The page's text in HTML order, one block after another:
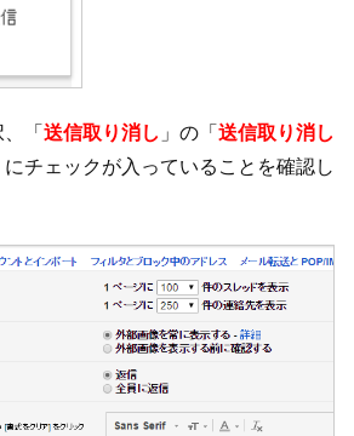
「 送信取り消し 」の「 送信取り消し
にチェックが入っていることを確認し